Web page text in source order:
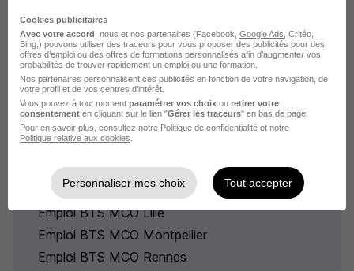
Explorez les offres d'emploi bts
mco par ville les plus
recherchés
Emploi BTS MCO Paris
Emploi BTS MCO Lyon
Emploi BTS MCO Lille
Emploi BTS MCO Montpellier
Emploi BTS MCO Rennes
Cookies publicitaires
Avec votre accord , nous et nos partenaires (Facebook, Google Ads , Critéo,
Bing,) pouvons utiliser des traceurs pour vous proposer des publicités pour des
offres d’emploi ou des offres de formations personnalisés afin d’augmenter vos
probabilités de trouver rapidement un emploi ou une formation.
Nos partenaires personnalisent ces publicités en fonction de votre navigation, de
votre profil et de vos centres d’intérêt.
Vous pouvez à tout moment paramétrer vos choix ou retirer votre
consentement en cliquant sur le lien "Gérer les traceurs" en bas de page.
Pour en savoir plus, consultez notre Politique de confidentialité et notre
Politique relative aux cookies
Personnaliser mes choix Tout accepter